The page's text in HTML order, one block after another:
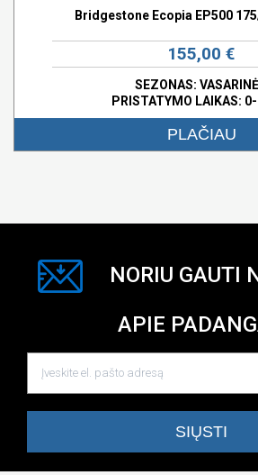
Bridgestone Ecopia EP500
155,00 €
SEZONAS:
PRISTATYMO LAIKAS: 0-
PLAČIAU
NORIU GAUTI
APIE